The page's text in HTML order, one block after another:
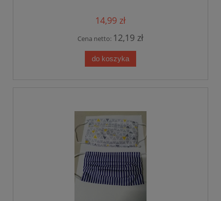
14,99 zł
Cena netto: 12,19 zł
do koszyka